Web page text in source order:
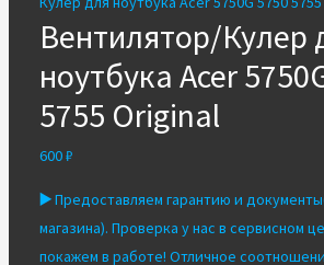
Вентилятор/Кулер
ноутбука Acer
5755 Original
600₽
▶️Предоставляем гарантию и
магазина). Проверка у нас в сервисном
покажем в работе! Отличное